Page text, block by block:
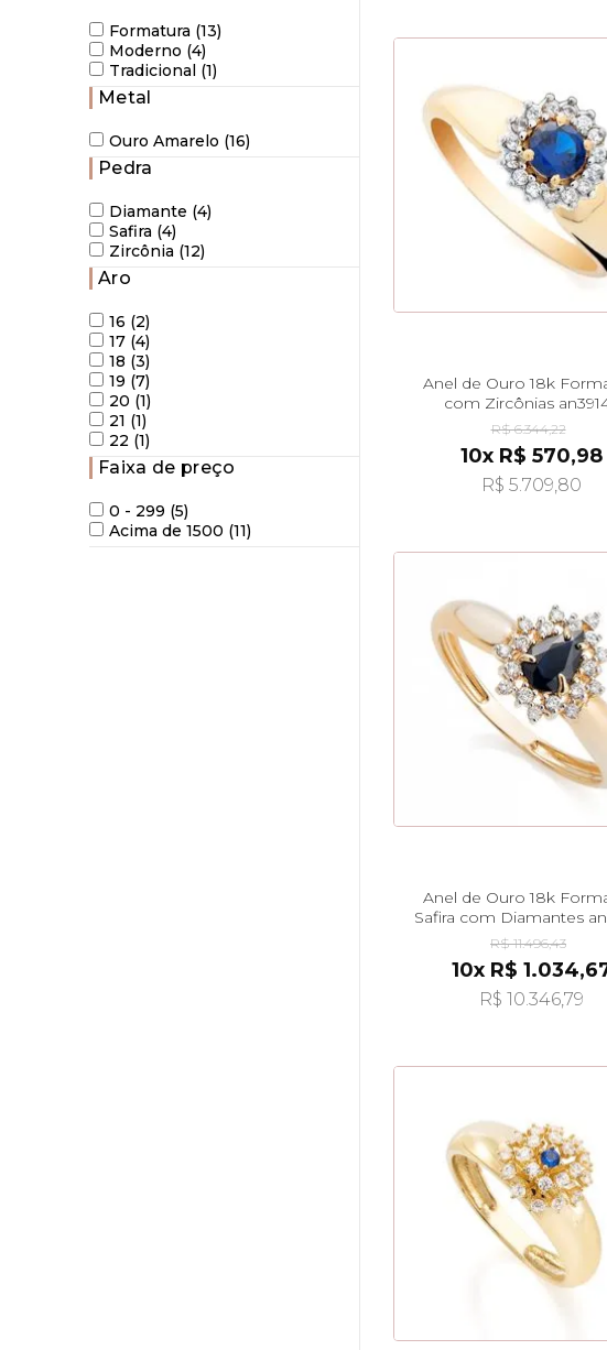
Formatura (13)
Moderno (4)
Tradicional (1)
Metal
Ouro Amarelo (16)
Pedra
Diamante (4)
Safira (4)
Zircônia (12)
Aro
16 (2)
17 (4)
18 (3)
19 (7)
20 (1)
21 (1)
22 (1)
Faixa de preço
0 - 299 (5)
Acima de 1500 (11)
Anel de Ouro 18k
com Zircônias
R$ 6.344,22
10x R$ 570,98
R$ 5.709,80
Anel de Ouro 18k
Safira com Diamantes
R$ 11.496,43
10x R$
R$ 10.346,79